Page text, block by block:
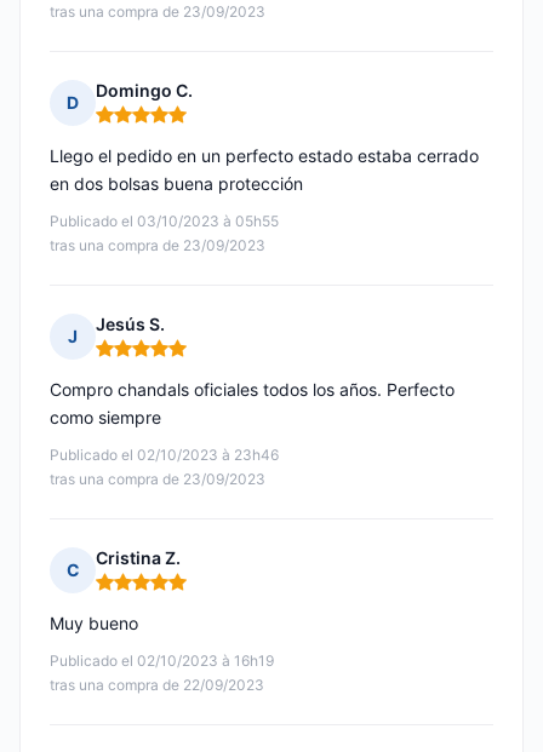
tras una compra de 23/09/2023
D
Domingo C.
Nota: 5 de 5
Publicado el 03/10/2023 à 05h55
tras una compra de 23/09/2023
Llego el pedido en un perfecto estado estaba cerrado
en dos bolsas buena protección
J
Jesús S.
Nota: 5 de 5
Publicado el 02/10/2023 à 23h46
tras una compra de 23/09/2023
Compro chandals oficiales todos los años. Perfecto
como siempre
C
Cristina Z.
Nota: 5 de 5
Publicado el 02/10/2023 à 16h19
tras una compra de 22/09/2023
Muy bueno